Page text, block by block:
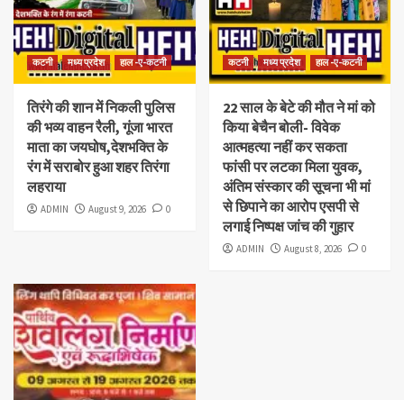
कटनी मध्य प्रदेश हाल -ए-कटनी
तिरंगे की शान में निकली पुलिस
की भव्य वाहन रैली, गूंजा भारत
माता का जयघोष,देशभक्ति के
रंग में सराबोर हुआ शहर तिरंगा
लहराया
ADMIN August 9, 2026 0
कटनी मध्य प्रदेश हाल -ए-कटनी
22 साल के बेटे की मौत ने मां को
किया बेचैन बोली- विवेक
आत्महत्या नहीं कर सकता
फांसी पर लटका मिला युवक,
अंतिम संस्कार की सूचना भी मां
से छिपाने का आरोप एसपी से
लगाई निष्पक्ष जांच की गुहार
ADMIN August 8, 2026 0